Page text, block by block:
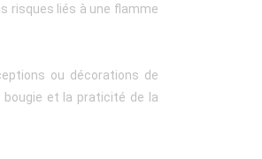
risques liés à une flamme
ou décorations de
bougie et la praticité de la